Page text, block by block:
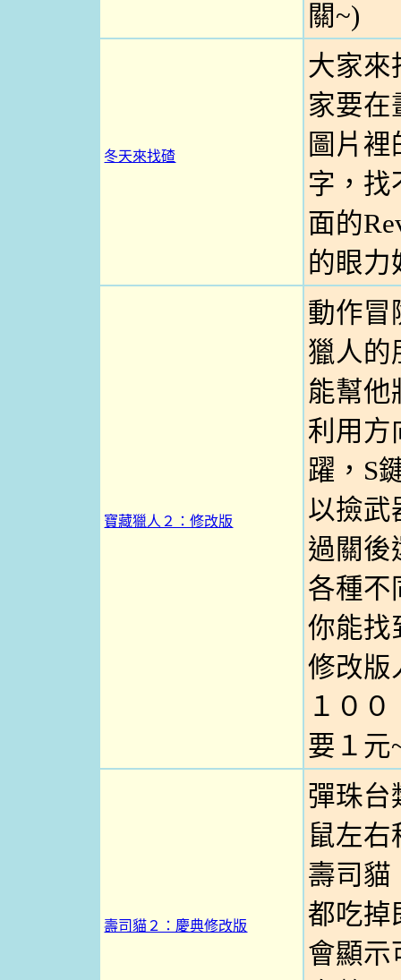
關~)
冬天來找碴
大家來
家要在
圖片
字，找
面的
的眼力
寶藏獵人２：修改版
動作冒
獵人的
能幫他
利用方
躍，S
以撿武
過關後
各種不
你能找
修改版
１０
要１元
壽司貓２：慶典修改版
彈珠台
鼠左
壽司貓
都吃掉
會顯示